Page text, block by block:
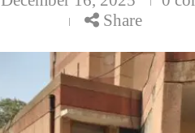
Share